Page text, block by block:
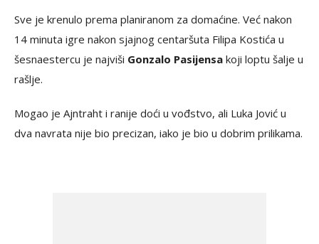
Sve je krenulo prema planiranom za domaćine. Već nakon
14 minuta igre nakon sjajnog centaršuta Filipa Kostića u
šesnaestercu je najviši Gonzalo Pasijensa koji loptu šalje u
rašlje.
Mogao je Ajntraht i ranije doći u vođstvo, ali Luka Jović u
dva navrata nije bio precizan, iako je bio u dobrim prilikama.